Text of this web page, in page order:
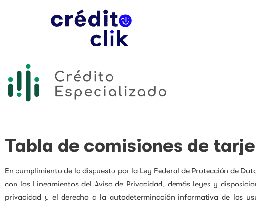
Tabla de comisiones de
En cumplimiento de lo dispuesto por la Ley Federal de Protección de
con los Lineamientos del Aviso de Privacidad, demás leyes y
privacidad y el derecho a la autodeterminación informativa de los